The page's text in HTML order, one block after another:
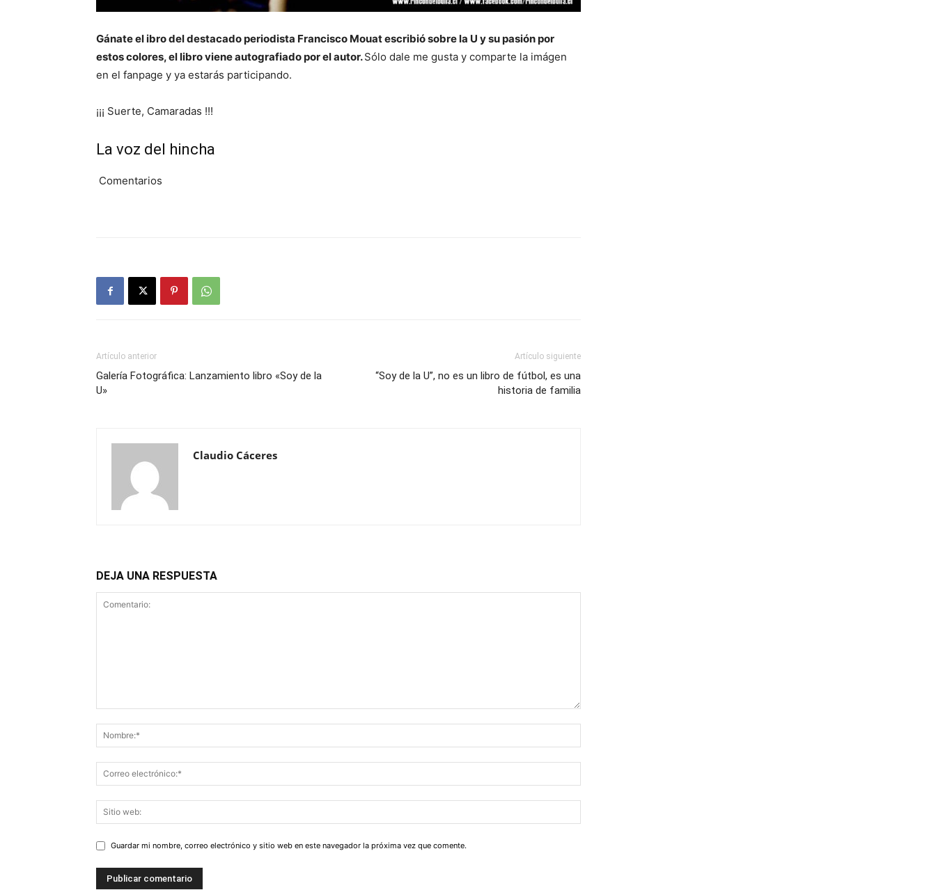
Gánate el ibro del destacado periodista Francisco Mouat escribió sobre la U y su pasión por
estos colores, el libro viene autografiado por el autor.Sólo dale me gusta y comparte la imágen
en el fanpage y ya estarás participando.
¡¡¡ Suerte, Camaradas !!!
La voz del hincha
Comentarios
Artículo anterior
Galería Fotográfica: Lanzamiento libro «Soy de la
U»
Artículo siguiente
“Soy de la U”, no es un libro de fútbol, es una
historia de familia
Claudio Cáceres
DEJA UNA RESPUESTA
Guardar mi nombre, correo electrónico y sitio web en este navegador la próxima vez que comente.